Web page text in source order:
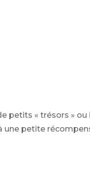
petits « trésors » ou
une petite